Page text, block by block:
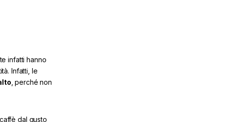
infatti hanno
Infatti, le
, perché non
dal gusto